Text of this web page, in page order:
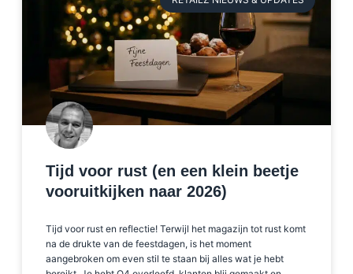
Tijd voor rust (en een klein beetje
vooruitkijken naar 2026)
Tijd voor rust en reflectie! Terwijl het magazijn tot rust komt
na de drukte van de feestdagen, is het moment
aangebroken om even stil te staan bij alles wat je hebt